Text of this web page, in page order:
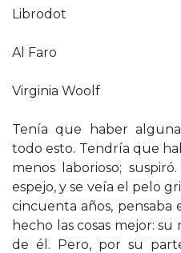
Librodot
Al Faro
Virginia Woolf
Tenía que haber
todo esto. Tendría que
menos laborioso;
espejo, y se veía el pelo
cincuenta años,
hecho las cosas mejor:
de él. Pero, por su